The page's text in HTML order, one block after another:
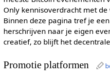
Only kennisoverdracht met
Binnen deze pagina tref je
herschrijven naar je eigen
creatief, zo blijft het
Promotie platformen